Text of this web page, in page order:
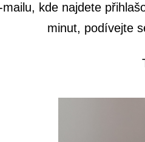
kde najdete
minut, podívejte